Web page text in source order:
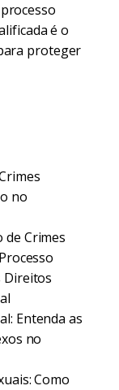
é o
proteger
no
de Crimes
Direitos
Entenda as
no
Como